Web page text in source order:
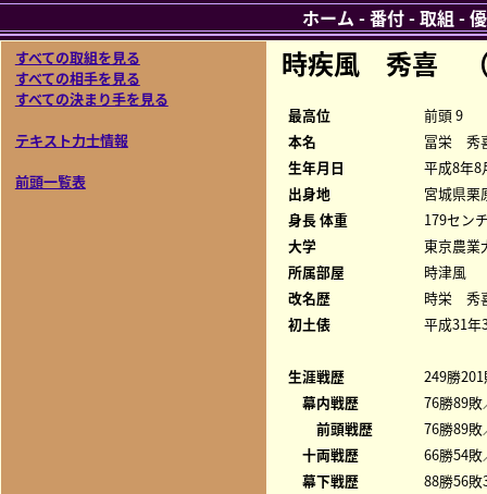
すべての取組を見る
すべての相手を見る
すべての決まり手を見る
テキスト力士情報
前頭一覧表
時疾風 秀喜
最高位
前頭 9
本名
冨栄 秀
生年月日
平成8年8
出身地
宮城県栗
身長 体重
179セン
大学
東京農業
所属部屋
時津風
改名歴
時栄 秀
初土俵
平成31年
生涯戦歴
249勝
幕内戦歴
76勝89
前頭戦歴
76勝89
十両戦歴
66勝54
幕下戦歴
88勝56
ホーム -番付-取組 -